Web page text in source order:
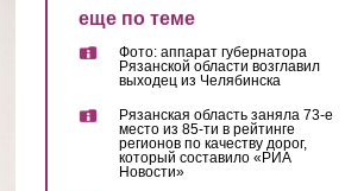
еще по теме
Фото: аппарат губернатора
Рязанской области возглавил
выходец из Челябинска
Рязанская область заняла 73-е
место из 85-ти в рейтинге
регионов по качеству дорог,
который составило «РИА
Новости»